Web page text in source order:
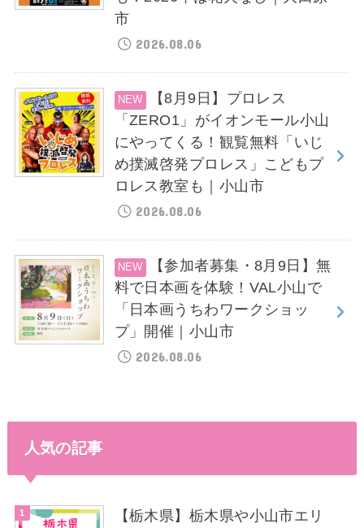
市
2026.08.06
【8月9日】プロレス
「ZERO1」がイオンモール小山
にやってくる！観覧無料「いじ
め撲滅啓発プロレス」こどもプ
ロレス教室も｜小山市
2026.08.06
【参加者募集・8月9日】無
料で日本画を体験！VAL小山で
「日本画うちわワークショッ
プ」開催｜小山市
2026.08.06
人気の記事
【栃木県】栃木県や小山市エリ